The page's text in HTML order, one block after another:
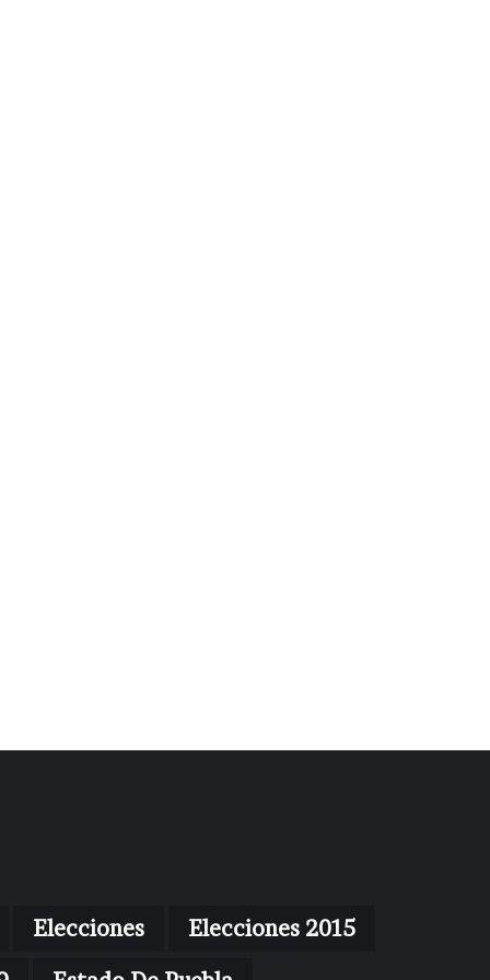
Elecciones
Elecciones 2015